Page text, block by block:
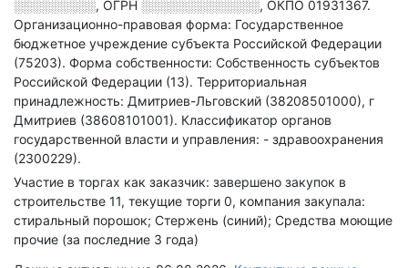
░░░░░░░░░, ОГРН ░░░░░░░░░░░░░, ОКПО 01931367.
Организационно-правовая форма: Государственное
бюджетное учреждение субъекта Российской Федерации
(75203). Форма собственности: Собственность субъектов
Российской Федерации (13). Территориальная
принадлежность: Дмитриев-Льговский (38208501000), г
Дмитриев (38608101001). Классификатор органов
государственной власти и управления: - здравоохранения
(2300229).
Участие в торгах как заказчик: завершено закупок в
строительстве 11, текущие торги 0, компания закупала:
стиральный порошок; Стержень (синий); Средства моющие
прочие (за последние 3 года)